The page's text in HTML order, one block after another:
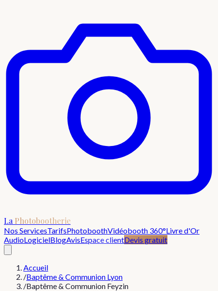
La Photobootherie
Nos ServicesTarifsPhotoboothVidéobooth 360°Livre d'Or
AudioLogicielBlogAvisEspace clientDevis gratuit
Accueil
/Baptême & Communion Lyon
/Baptême & Communion Feyzin